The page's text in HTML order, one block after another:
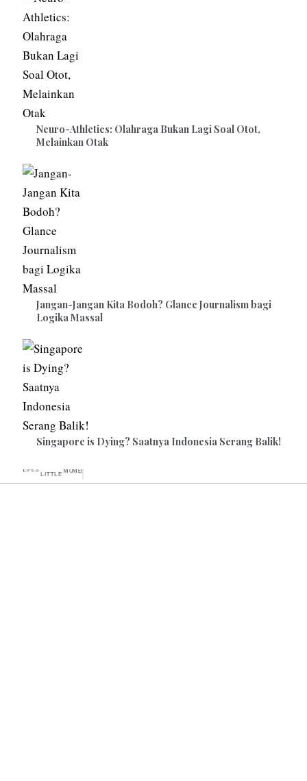
Neuro-Athletics: Olahraga Bukan Lagi Soal Otot,
Melainkan Otak
Jangan-Jangan Kita Bodoh? Glance Journalism bagi
Logika Massal
Singapore is Dying? Saatnya Indonesia Serang Balik!
LIFE’S LITTLEMOMENTS